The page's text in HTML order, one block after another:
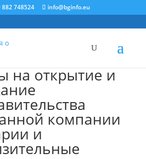
882 748524 info@bginfo.eu
на открытие и
компании
и